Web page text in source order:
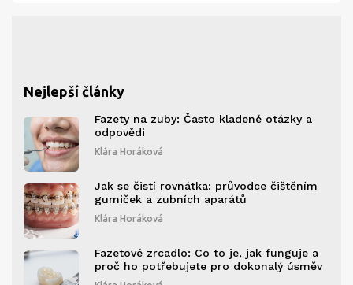
Nejlepší články
Fazety na zuby: Často kladené otázky a
odpovědi
Klára Horáková
Jak se čistí rovnátka: průvodce čištěním
gumiček a zubních aparátů
Klára Horáková
Fazetové zrcadlo: Co to je, jak funguje a
proč ho potřebujete pro dokonalý úsměv